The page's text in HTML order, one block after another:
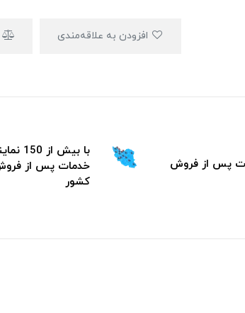
با بیش از
خدمات پس از
کشور